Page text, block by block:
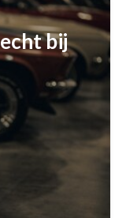
bij